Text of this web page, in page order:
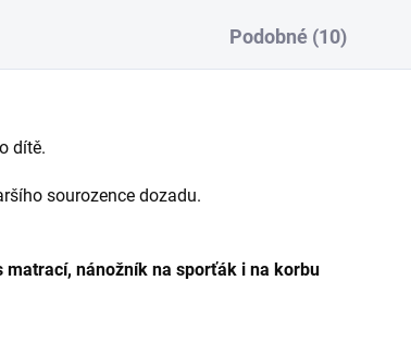
Podobné (10)
dítě.
sourozence dozadu.
nánožník na sporťák i na korbu